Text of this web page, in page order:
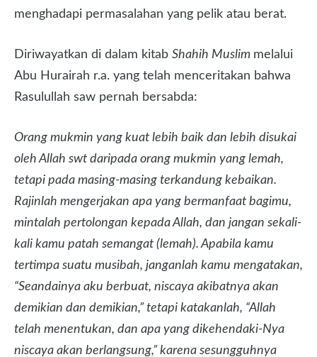
menghadapi permasalahan yang pelik atau berat.
Diriwayatkan di dalam kitab Shahih Muslim melalui
Abu Hurairah r.a. yang telah menceritakan bahwa
Rasulullah saw pernah bersabda:
Orang mukmin yang kuat lebih baik dan lebih disukai
oleh Allah swt daripada orang mukmin yang lemah,
tetapi pada masing-masing terkandung kebaikan.
Rajinlah mengerjakan apa yang bermanfaat bagimu,
mintalah pertolongan kepada Allah, dan jangan sekali-
kali kamu patah semangat (lemah). Apabila kamu
tertimpa suatu musibah, janganlah kamu mengatakan,
“Seandainya aku berbuat, niscaya akibatnya akan
demikian dan demikian,” tetapi katakanlah, “Allah
telah menentukan, dan apa yang dikehendaki-Nya
niscaya akan berlangsung,” karena sesungguhnya